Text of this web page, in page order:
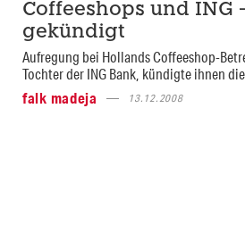
Coffeeshops und ING
gekündigt
Aufregung bei Hollands Coffeeshop-
Tochter der ING Bank, kündigte ihnen
falk madeja
13.12.2008